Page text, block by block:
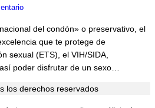
del condón» o preservativo, el
que te protege de
sexual (ETS), el VIH/SIDA,
poder disfrutar de un sexo…
los derechos reservados